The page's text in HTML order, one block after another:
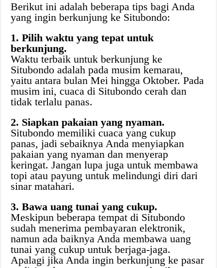
Berikut ini adalah beberapa tips bagi Anda
yang ingin berkunjung ke Situbondo:
1. Pilih waktu yang tepat untuk
berkunjung.
Waktu terbaik untuk berkunjung ke
Situbondo adalah pada musim kemarau,
yaitu antara bulan Mei hingga Oktober. Pada
musim ini, cuaca di Situbondo cerah dan
tidak terlalu panas.
2. Siapkan pakaian yang nyaman.
Situbondo memiliki cuaca yang cukup
panas, jadi sebaiknya Anda menyiapkan
pakaian yang nyaman dan menyerap
keringat. Jangan lupa juga untuk membawa
topi atau payung untuk melindungi diri dari
sinar matahari.
3. Bawa uang tunai yang cukup.
Meskipun beberapa tempat di Situbondo
sudah menerima pembayaran elektronik,
namun ada baiknya Anda membawa uang
tunai yang cukup untuk berjaga-jaga.
Apalagi jika Anda ingin berkunjung ke pasar